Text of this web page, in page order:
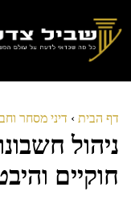
לתוכן
דף הבית › דיני מסחר
ניהול
חוקיים